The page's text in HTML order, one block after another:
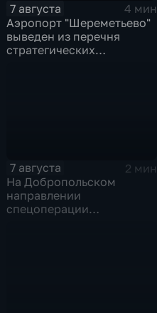
7 августа
4 мин
Аэропорт "Шереметьево"
выведен из перечня
стратегических
7 августа
2 мин
На Добропольском
направлении
спецоперации